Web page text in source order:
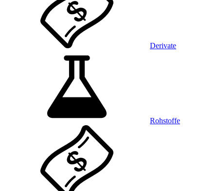
Derivate
Rohstoffe